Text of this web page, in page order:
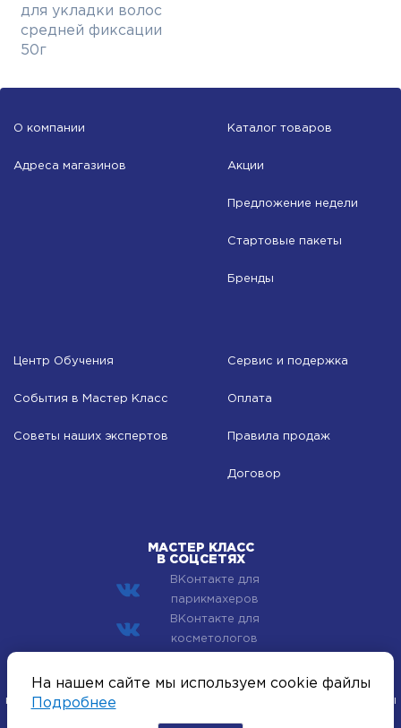
для укладки волос
средней фиксации
50г
О компании
Адреса магазинов
Каталог товаров
Акции
Предложение недели
Стартовые пакеты
Бренды
Центр Обучения
События в Мастер Класс
Советы наших экспертов
Сервис и подержка
Оплата
Правила продаж
Договор
МАСТЕР КЛАСС
В СОЦСЕТЯХ
ВКонтакте для
парикмахеров
ВКонтакте для
косметологов
© 2002–2026 Компания Мастер Класс - профессиональная
косметика для лица, тела и волос. Все хиты индустрии красоты
На нашем сайте мы используем cookie файлы
Подробнее